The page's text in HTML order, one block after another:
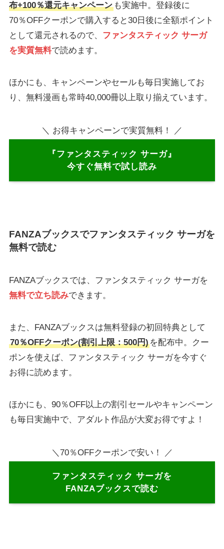
布+100％還元キャンペーンも実施中。登録後に
70％OFFクーポンで購入すると30日後に全額ポイント
として還元されるので、 ファンタスティック サーガ
を実質無料で読めます。
ほかにも、キャンペーンやセールも毎日実施してお
り、無料漫画も常時40,000冊以上取り揃えています。
＼ お得キャンペーンで実質無料！ ／
『ファンタスティック サーガ』
今すぐ無料で試し読み
FANZAブックスでファンタスティック サーガを
無料で読む
FANZAブックスでは、ファンタスティック サーガを
無料で立ち読みできます。
また、FANZAブックスは無料登録の初回特典として
70％OFFクーポン(割引上限：500円)を配布中。クー
ポンを使えば、ファンタスティック サーガを今すぐ
お得に読めます。
ほかにも、90％OFF以上の割引セールやキャンペーン
も毎日実施中で、アダルト作品が大変お得ですよ！
＼70％OFFクーポンで安い！ ／
ファンタスティック サーガを
FANZAブックスで読む